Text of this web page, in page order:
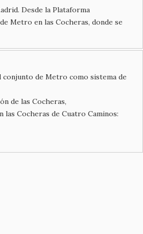
Desde la Plataforma
Metro en las Cocheras, donde se
de Metro como sistema de
de las Cocheras,
Cocheras de Cuatro Caminos: